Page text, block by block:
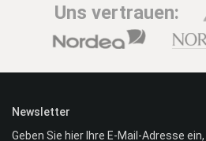
Uns vertrauen:
Newsletter
Geben Sie hier Ihre E-Mail-Adresse